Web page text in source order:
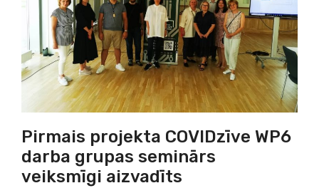
Pirmais projekta COVIDzīve WP6
darba grupas seminārs
veiksmīgi aizvadīts